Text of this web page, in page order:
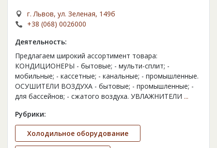
г. Львов, ул. Зеленая, 149б
+38 (068) 0026000
Деятельность:
Предлагаем широкий ассортимент товара:
КОНДИЦИОНЕРЫ - бытовые; - мульти-сплит; -
мобильные; - кассетные; - канальные; - промышленные.
ОСУШИТЕЛИ ВОЗДУХА - бытовые; - промышленные; -
для бассейнов; - сжатого воздуха. УВЛАЖНИТЕЛИ ...
Рубрики:
Холодильное оборудование